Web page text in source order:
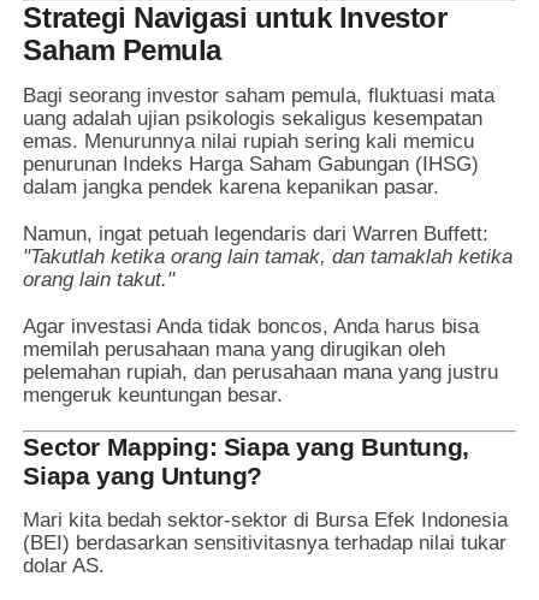
Strategi Navigasi untuk Investor
Saham Pemula
Bagi seorang investor saham pemula, fluktuasi mata
uang adalah ujian psikologis sekaligus kesempatan
emas. Menurunnya nilai rupiah sering kali memicu
penurunan Indeks Harga Saham Gabungan (IHSG)
dalam jangka pendek karena kepanikan pasar.
Namun, ingat petuah legendaris dari Warren Buffett:
"Takutlah ketika orang lain tamak, dan tamaklah ketika
orang lain takut."
Agar investasi Anda tidak boncos, Anda harus bisa
memilah perusahaan mana yang dirugikan oleh
pelemahan rupiah, dan perusahaan mana yang justru
mengeruk keuntungan besar.
Sector Mapping: Siapa yang Buntung,
Siapa yang Untung?
Mari kita bedah sektor-sektor di Bursa Efek Indonesia
(BEI) berdasarkan sensitivitasnya terhadap nilai tukar
dolar AS.